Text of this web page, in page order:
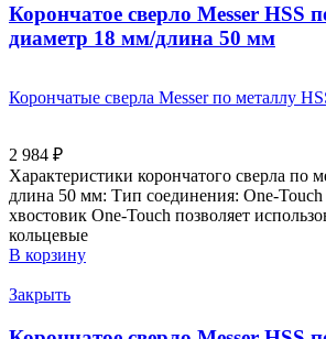
Корончатое сверло Messer HSS
диаметр 18 мм/длина 50 мм
Корончатые сверла Messer по металлу
2 984 ₽
Характеристики корончатого сверла по
длина 50 мм: Тип соединения: One-
хвостовик Оne-Touch позволяет
кольцевые
В корзину
Закрыть